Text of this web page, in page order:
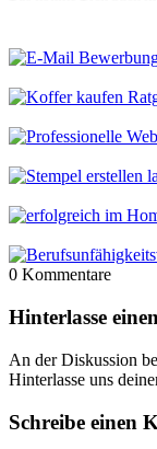
0 Kommentare
Hinterlasse
An der Diskussion
Hinterlasse uns
Schreibe einen